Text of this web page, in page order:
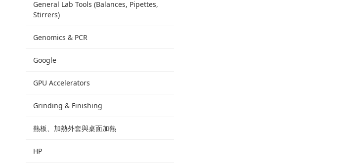
General Lab Tools (Balances, Pipettes,
Stirrers)
Genomics & PCR
Google
GPU Accelerators
Grinding & Finishing
熱板、加熱外套與桌面加熱
HP